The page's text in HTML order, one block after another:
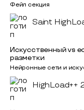
Фейл секция
Saint
Искусственный vs
разметки
Нейронные сети и
HighLoad++